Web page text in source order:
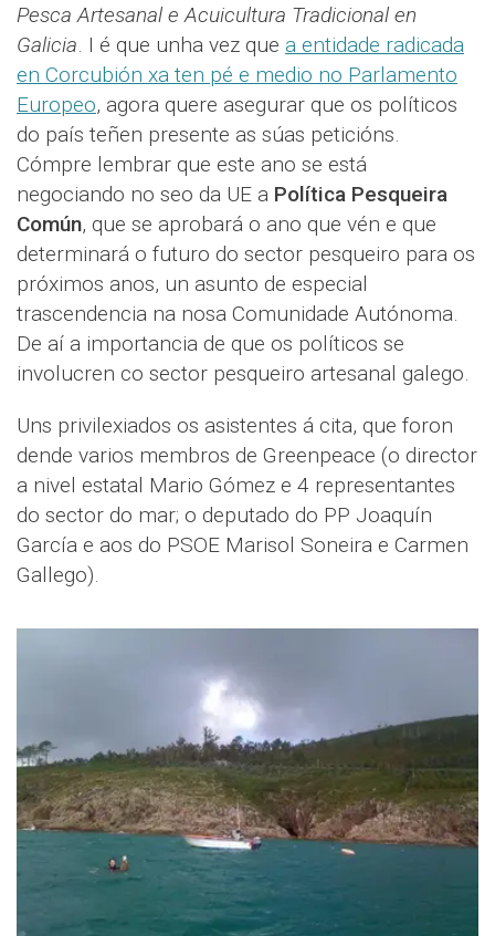
Pesca Artesanal e Acuicultura Tradicional en
Galicia. I é que unha vez que a entidade radicada
en Corcubión xa ten pé e medio no Parlamento
Europeo, agora quere asegurar que os políticos
do país teñen presente as súas peticións.
Cómpre lembrar que este ano se está
negociando no seo da UE a Política Pesqueira
Común, que se aprobará o ano que vén e que
determinará o futuro do sector pesqueiro para os
próximos anos, un asunto de especial
trascendencia na nosa Comunidade Autónoma.
De aí a importancia de que os políticos se
involucren co sector pesqueiro artesanal galego.
Uns privilexiados os asistentes á cita, que foron
dende varios membros de Greenpeace (o director
a nivel estatal Mario Gómez e 4 representantes
do sector do mar; o deputado do PP Joaquín
García e aos do PSOE Marisol Soneira e Carmen
Gallego).